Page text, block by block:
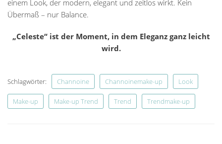
einem Look, der modern, elegant und zeitlos wirkt. Kein
Übermaß – nur Balance.
„Celeste“ ist der Moment, in dem Eleganz ganz leicht
wird.
Schlagwörter: Channoine Channoinemake-up Look
Make-up Make-up Trend Trend Trendmake-up